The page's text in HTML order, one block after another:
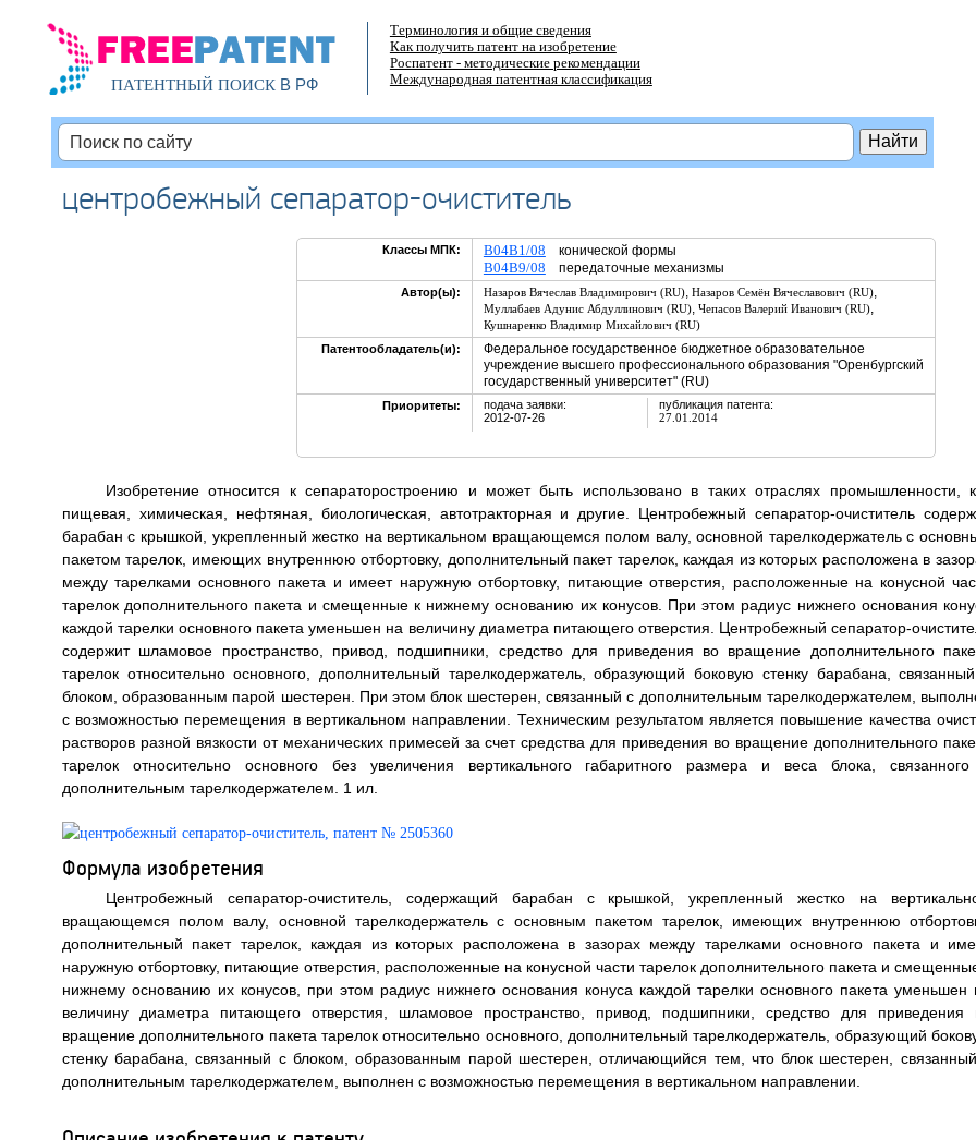
ПАТЕНТНЫЙ ПОИСКВ РФ
Терминология и общие сведения
Как получить патент на изобретение
Роспатент - методические рекомендации
Международная патентная классификация
центробежный сепаратор-очиститель
Классы МПК: B04B1/08 конической формы
B04B9/08 передаточные механизмы
Автор(ы): Назаров Вячеслав Владимирович (RU), Назаров Семён Вячеславович (RU),
Муллабаев Адунис Абдуллинович (RU), Чепасов Валерий Иванович (RU),
Кушнаренко Владимир Михайлович (RU)
Патентообладатель(и):
Федеральное государственное бюджетное образовательное
учреждение высшего профессионального образования "Оренбургский
государственный университет" (RU)
Приоритеты:
подача заявки:
2012-07-26
публикация патента:
27.01.2014
Изобретение относится к сепараторостроению и может быть использовано в таких отраслях промышленности,
пищевая, химическая, нефтяная, биологическая, автотракторная и другие. Центробежный сепаратор-очиститель
барабан с крышкой, укрепленный жестко на вертикальном вращающемся полом валу, основной тарелкодержатель с
пакетом тарелок, имеющих внутреннюю отбортовку, дополнительный пакет тарелок, каждая из которых расположена в
между тарелками основного пакета и имеет наружную отбортовку, питающие отверстия, расположенные на конусной
тарелок дополнительного пакета и смещенные к нижнему основанию их конусов. При этом радиус нижнего основания
каждой тарелки основного пакета уменьшен на величину диаметра питающего отверстия. Центробежный сепаратор-
содержит шламовое пространство, привод, подшипники, средство для приведения во вращение дополнительного
тарелок относительно основного, дополнительный тарелкодержатель, образующий боковую стенку барабана,
блоком, образованным парой шестерен. При этом блок шестерен, связанный с дополнительным тарелкодержателем,
с возможностью перемещения в вертикальном направлении. Техническим результатом является повышение качества
растворов разной вязкости от механических примесей за счет средства для приведения во вращение дополнительного
тарелок относительно основного без увеличения вертикального габаритного размера и веса блока,
дополнительным тарелкодержателем. 1 ил.
Формула изобретения
Центробежный сепаратор-очиститель, содержащий барабан с крышкой, укрепленный жестко на
вращающемся полом валу, основной тарелкодержатель с основным пакетом тарелок, имеющих внутреннюю
дополнительный пакет тарелок, каждая из которых расположена в зазорах между тарелками основного пакета и
наружную отбортовку, питающие отверстия, расположенные на конусной части тарелок дополнительного пакета и
нижнему основанию их конусов, при этом радиус нижнего основания конуса каждой тарелки основного пакета уменьшен
величину диаметра питающего отверстия, шламовое пространство, привод, подшипники, средство для приведения
вращение дополнительного пакета тарелок относительно основного, дополнительный тарелкодержатель, образующий
стенку барабана, связанный с блоком, образованным парой шестерен, отличающийся тем, что блок шестерен,
дополнительным тарелкодержателем, выполнен с возможностью перемещения в вертикальном направлении.